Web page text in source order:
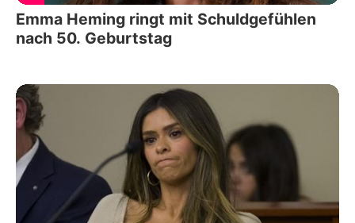
Emma Heming ringt mit Schuldgefühlen
nach 50. Geburtstag